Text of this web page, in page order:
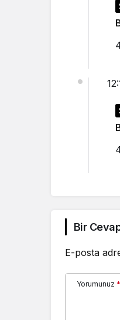
Bir
E-posta
Yorumunuz *